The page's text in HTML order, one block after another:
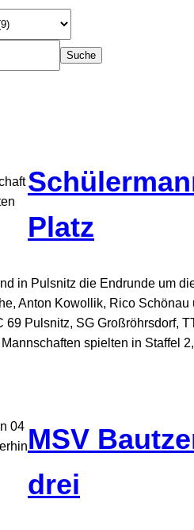
Platz
in Pulsnitz die Endrunde um
Anton Kowollik, Rico
69 Pulsnitz, SG Großröhrsdorf,
spielten in Staffel
MSV
drei